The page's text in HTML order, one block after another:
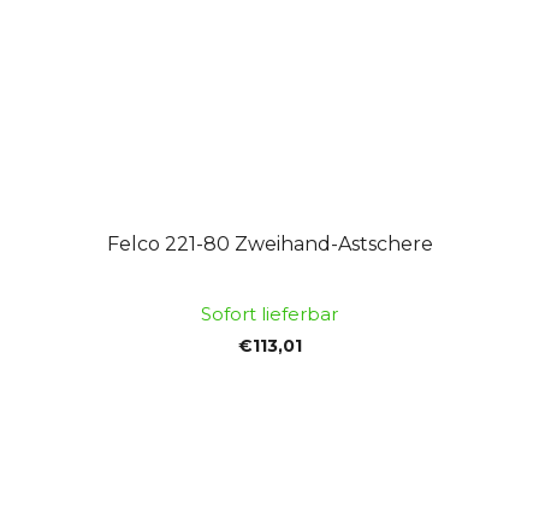
Felco 221-80 Zweihand-Astschere
Sofort lieferbar
€113,01